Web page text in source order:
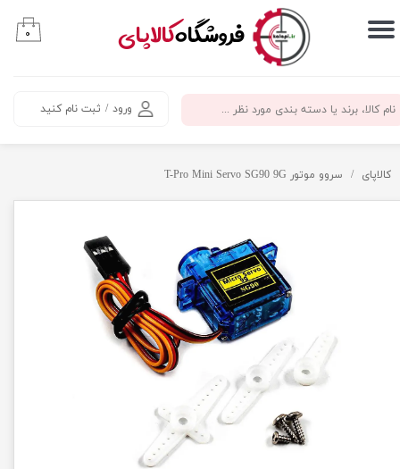
​فروشگاهکالاپای
ورود / ثبت نام کنید
حساب کاربری من
سفارشات
۰
کالاپای سروو موتور T-Pro Mini Servo SG90 9G